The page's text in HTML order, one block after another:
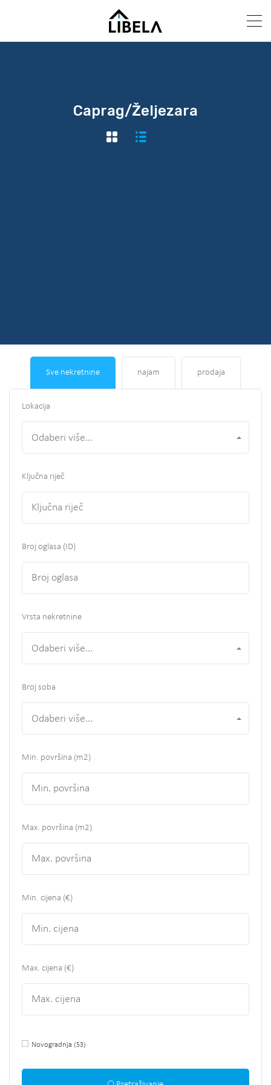
Caprag/Željezara
Sve nekretnine najam prodaja
Lokacija
Odaberi više...
Ključna riječ
Broj oglasa (ID)
Vrsta nekretnine
Odaberi više...
Broj soba
Odaberi više...
Min. površina (m2)
Max. površina (m2)
Min. cijena (€)
Max. cijena (€)
Novogradnja (53)